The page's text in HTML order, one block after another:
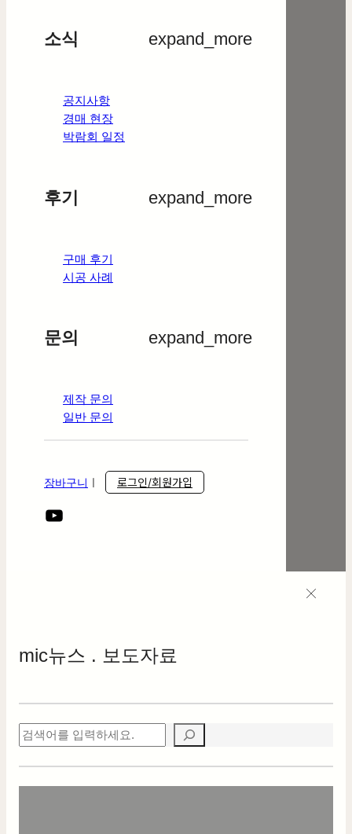
소식 expand_more
공지사항
경매 현장
박람회 일정
후기 expand_more
구매 후기
시공 사례
문의 expand_more
제작 문의
일반 문의
장바구니 로그인/회원가입
mic뉴스 . 보도자료
검
색